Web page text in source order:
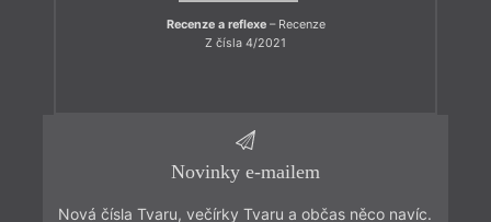
Recenze a reflexe– Recenze
Z čísla 4/2021
Novinky e-mailem
Nová čísla Tvaru, večírky Tvaru a občas něco navíc.